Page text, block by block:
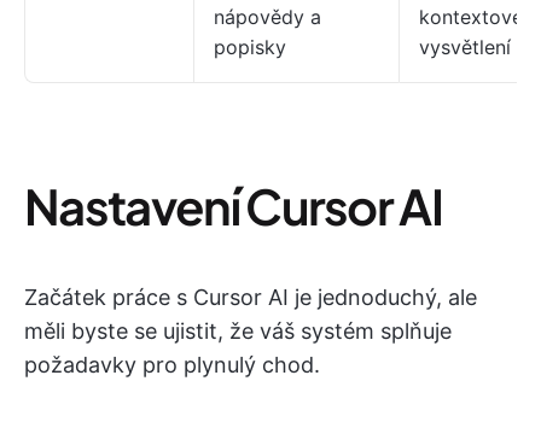
nápovědy a
popisky
kontextové
vysvětlení
Nastavení Cursor AI
Začátek práce s Cursor AI je jednoduchý, ale
měli byste se ujistit, že váš systém splňuje
požadavky pro plynulý chod.